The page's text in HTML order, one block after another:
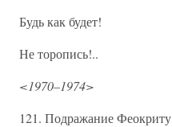
Будь как будет!
Не торопись!..
<1970–1974>
121. Подражание Феокриту